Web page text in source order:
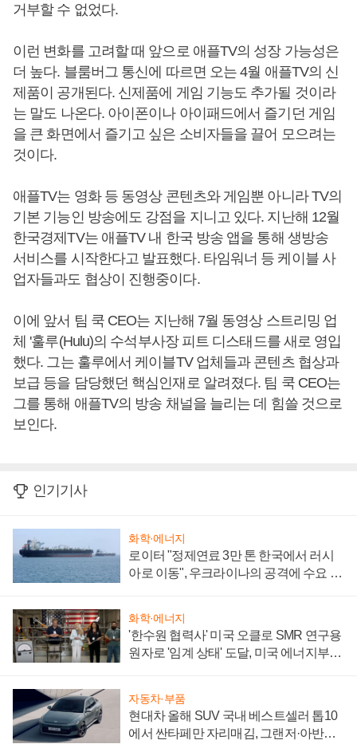
거부할 수 없었다.
이런 변화를 고려할 때 앞으로 애플TV의 성장 가능성은
더 높다. 블룸버그 통신에 따르면 오는 4월 애플TV의 신
제품이 공개된다. 신제품에 게임 기능도 추가될 것이라
는 말도 나온다. 아이폰이나 아이패드에서 즐기던 게임
을 큰 화면에서 즐기고 싶은 소비자들을 끌어 모으려는
것이다.
애플TV는 영화 등 동영상 콘텐츠와 게임뿐 아니라 TV의
기본 기능인 방송에도 강점을 지니고 있다. 지난해 12월
한국경제TV는 애플TV 내 한국 방송 앱을 통해 생방송
서비스를 시작한다고 발표했다. 타임워너 등 케이블 사
업자들과도 협상이 진행중이다.
이에 앞서 팀 쿡 CEO는 지난해 7월 동영상 스트리밍 업
체 '훌루(Hulu)의 수석부사장 피트 디스태드를 새로 영입
했다. 그는 훌루에서 케이블TV 업체들과 콘텐츠 협상과
보급 등을 담당했던 핵심인재로 알려졌다. 팀 쿡 CEO는
그를 통해 애플TV의 방송 채널을 늘리는 데 힘쓸 것으로
보인다.
인기기사
화학·에너지
로이터 "정제연료 3만 톤 한국에서 러시
아로 이동", 우크라이나의 공격에 수요 늘
화학·에너지
'한수원 협력사' 미국 오클로 SMR 연구용
원자로 '임계 상태' 도달, 미국 에너지부
자동차·부품
현대차 올해 SUV 국내 베스트셀러 톱10
에서 싼타페만 자리매김, 그랜저·아반떼